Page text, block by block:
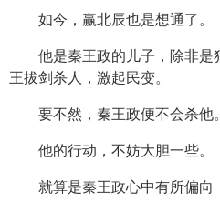
如今，赢北辰也是想通了。
他是秦王政的儿子，除非是
王拔剑杀人，激起民变。
要不然，秦王政便不会杀他。
他的行动，不妨大胆一些。
就算是秦王政心中有所偏向